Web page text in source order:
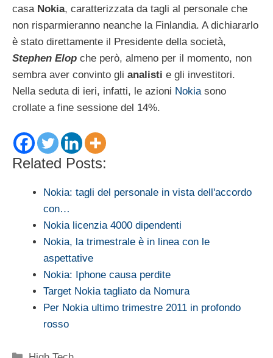
casa Nokia, caratterizzata da tagli al personale che
non risparmieranno neanche la Finlandia. A dichiararlo
è stato direttamente il Presidente della società,
Stephen Elop che però, almeno per il momento, non
sembra aver convinto gli analisti e gli investitori.
Nella seduta di ieri, infatti, le azioni Nokiasono
crollate a fine sessione del 14%.
Related Posts:
Nokia: tagli del personale in vista dell'accordo
con…
Nokia licenzia 4000 dipendenti
Nokia, la trimestrale è in linea con le
aspettative
Nokia: Iphone causa perdite
Target Nokia tagliato da Nomura
Per Nokia ultimo trimestre 2011 in profondo
rosso
Categorie